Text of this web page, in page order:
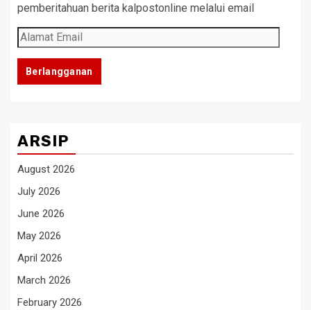
pemberitahuan berita kalpostonline melalui email
Alamat
Email
Berlangganan
ARSIP
August 2026
July 2026
June 2026
May 2026
April 2026
March 2026
February 2026